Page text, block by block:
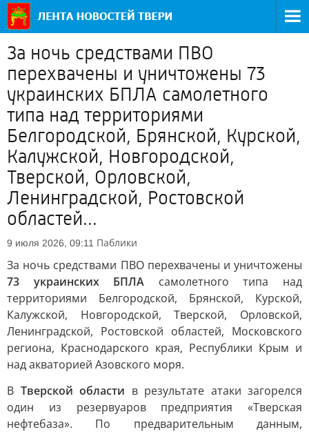
За ночь средствами ПВО
перехвачены и уничтожены 73
украинских БПЛА самолетного
типа над территориями
Белгородской, Брянской, Курской,
Калужской, Новгородской,
Тверской, Орловской,
Ленинградской, Ростовской
областей...
9 июля 2026, 09:11 Паблики
За ночь средствами ПВО перехвачены и уничтожены
73 украинских БПЛА самолетного типа над
территориями Белгородской, Брянской, Курской,
Калужской, Новгородской, Тверской, Орловской,
Ленинградской, Ростовской областей, Московского
региона, Краснодарского края, Республики Крым и
над акваторией Азовского моря.
В Тверской области в результате атаки загорелся
один из резервуаров предприятия «Тверская
нефтебаза». По предварительным данным,